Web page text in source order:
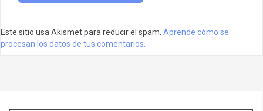
Este sitio usa Akismet para reducir el spam. Aprende cómo se
procesan los datos de tus comentarios.